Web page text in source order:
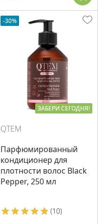
-30%
ЗАБЕРИ СЕГОДНЯ!
QTEM
Парфюмированный
кондиционер для
плотности волос Black
Pepper, 250 мл
(10)